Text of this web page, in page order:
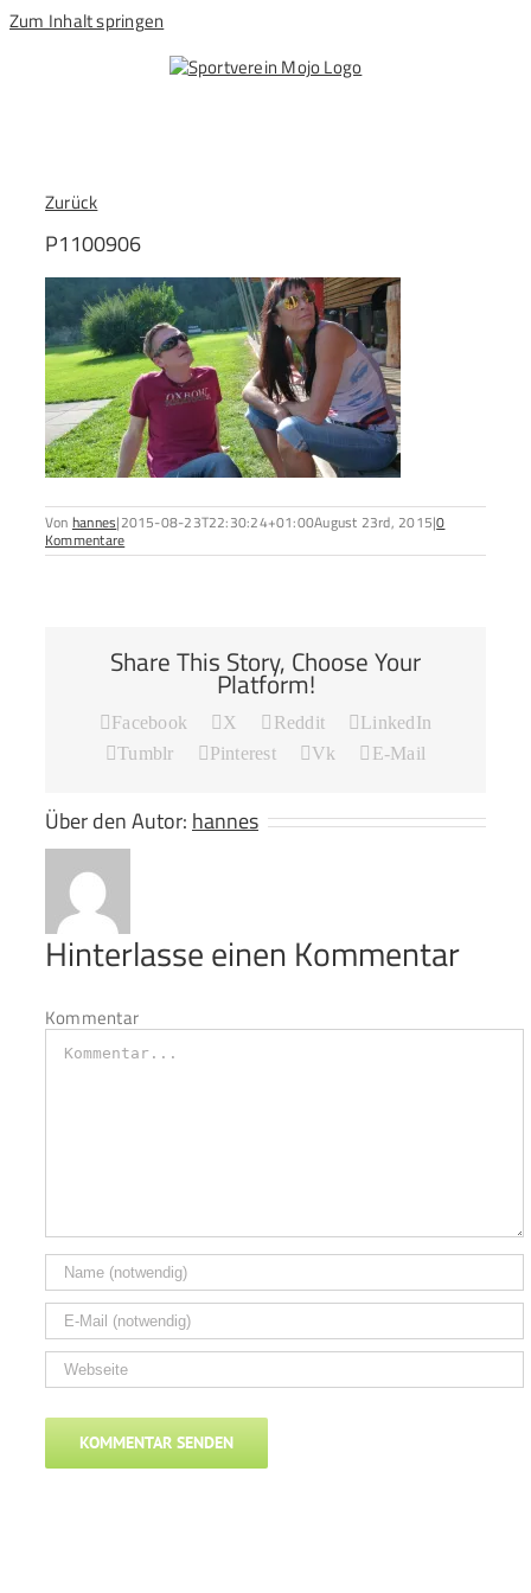
Zum Inhalt springen
Zurück
P1100906
Von hannes|2015-08-23T22:30:24+01:00August 23rd, 2015|0
Kommentare
Share This Story, Choose Your
Platform!
Facebook X Reddit
LinkedIn
Tumblr
Pinterest Vk E-Mail
Über den Autor:hannes
Hinterlasse einen Kommentar
Kommentar